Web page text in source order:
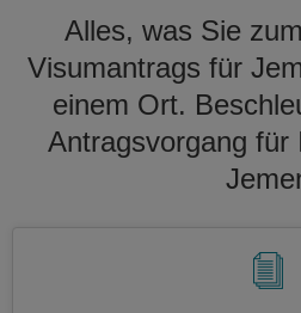
Alles, was Sie
Visumantrags für
einem Ort.
Antragsvorgang für